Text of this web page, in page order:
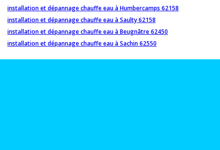
installation et dépannage chauffe eau à Humbercamps 62158
installation et dépannage chauffe eau à Saulty 62158
installation et dépannage chauffe eau à Beugnâtre 62450
installation et dépannage chauffe eau à Sachin 62550